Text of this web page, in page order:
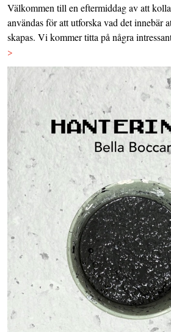
Välkommen till en eftermiddag av att
användas för att utforska vad det innebär
skapas. Vi kommer titta på några
>